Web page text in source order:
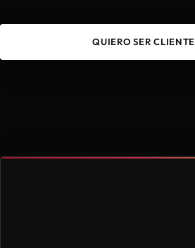
QUIERO SER CLIENTE